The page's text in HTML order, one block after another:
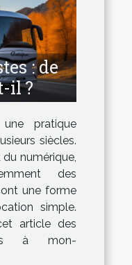
: de
il ?
pratique
siècles.
numérique,
des
une forme
simple.
article des
à mon-